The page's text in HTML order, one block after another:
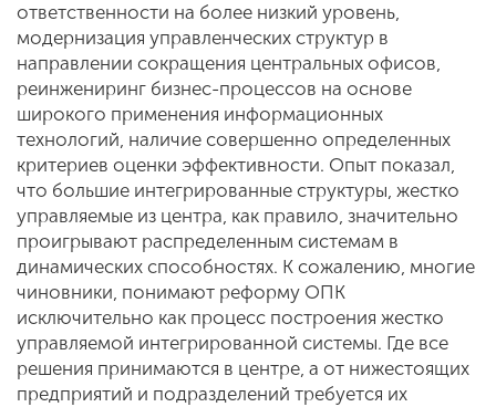
ответственности на более низкий уровень,
модернизация управленческих структур в
направлении сокращения центральных офисов,
реинжениринг бизнес-процессов на основе
широкого применения информационных
технологий, наличие совершенно определенных
критериев оценки эффективности. Опыт показал,
что большие интегрированные структуры, жестко
управляемые из центра, как правило, значительно
проигрывают распределенным системам в
динамических способностях. К сожалению, многие
чиновники, понимают реформу ОПК
исключительно как процесс построения жестко
управляемой интегрированной системы. Где все
решения принимаются в центре, а от нижестоящих
предприятий и подразделений требуется их